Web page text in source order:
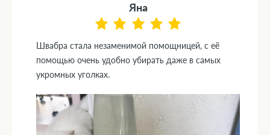
Яна
Швабра стала незаменимой помощницей, с её
помощью очень удобно убирать даже в самых
укромных уголках.